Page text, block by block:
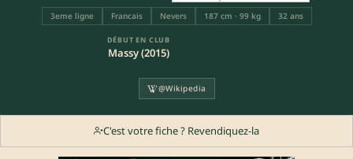
3eme ligne Francais Nevers 187 cm · 99 kg 32 ans
DÉBUT EN CLUB
Massy (2015)
@Wikipedia
C'est votre fiche ? Revendiquez-la